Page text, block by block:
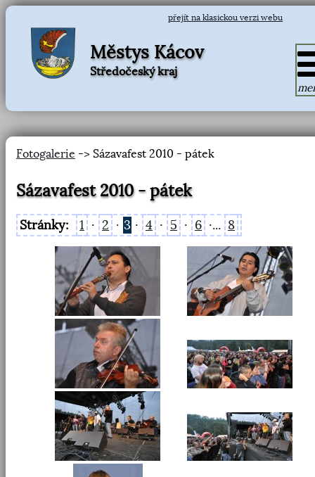
přejít na klasickou verzi webu
Městys Kácov
Středočeský kraj
Fotogalerie -> Sázavafest 2010 - pátek
Sázavafest 2010 - pátek
Stránky: 1 · 2 · 3 · 4 · 5 · 6 ·... 8